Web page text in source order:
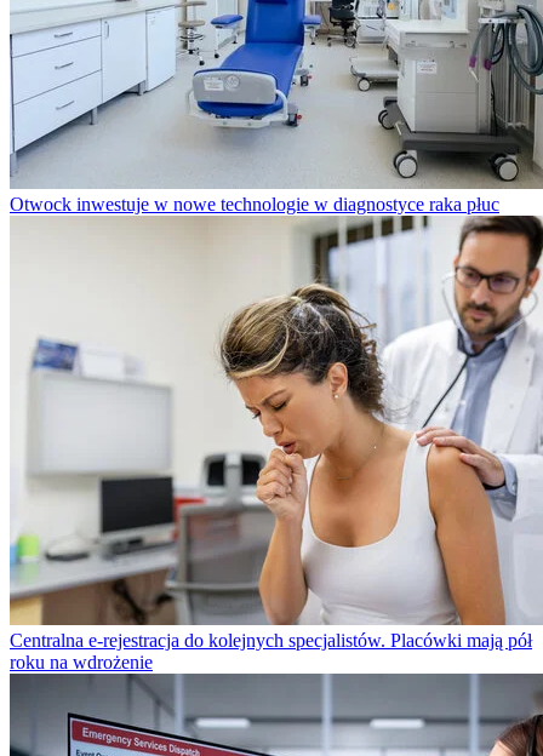
Otwock inwestuje w nowe technologie w diagnostyce raka płuc
Centralna e-rejestracja do kolejnych specjalistów. Placówki mają pół
roku na wdrożenie